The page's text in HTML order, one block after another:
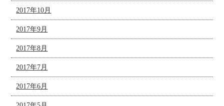
2017年10月
2017年9月
2017年8月
2017年7月
2017年6月